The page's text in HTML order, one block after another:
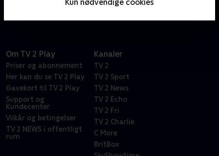
Kun nødvendige cookies
hotelejere i et fremmed land.
Om TV 2 Play
Priser og abonnement
Her kan du se TV 2 Play
Gavekort til TV 2 Play
Support og
Kundecenter
Vilkår og betingelser
TV 2 NEWS i offentligt
rum
Kanaler
TV 2
TV 2 Sport
TV 2 News
TV 2 Echo
TV 2 Fri
TV 2 Charlie
C More
BritBox